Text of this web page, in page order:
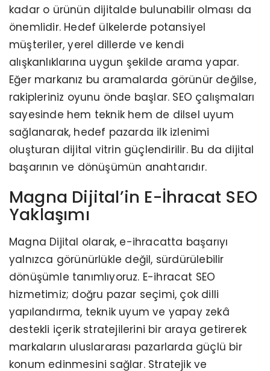
kadar o ürünün dijitalde bulunabilir olması da
önemlidir. Hedef ülkelerde potansiyel
müşteriler, yerel dillerde ve kendi
alışkanlıklarına uygun şekilde arama yapar.
Eğer markanız bu aramalarda görünür değilse,
rakipleriniz oyunu önde başlar. SEO çalışmaları
sayesinde hem teknik hem de dilsel uyum
sağlanarak, hedef pazarda ilk izlenimi
oluşturan dijital vitrin güçlendirilir. Bu da dijital
başarının ve dönüşümün anahtarıdır.
Magna Dijital’in E-İhracat SEO
Yaklaşımı
Magna Dijital olarak, e-ihracatta başarıyı
yalnızca görünürlükle değil, sürdürülebilir
dönüşümle tanımlıyoruz. E-ihracat SEO
hizmetimiz; doğru pazar seçimi, çok dilli
yapılandırma, teknik uyum ve yapay zekâ
destekli içerik stratejilerini bir araya getirerek
markaların uluslararası pazarlarda güçlü bir
konum edinmesini sağlar. Stratejik ve